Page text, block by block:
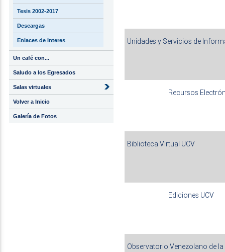
Tesis 2002-2017
Descargas
Enlaces de Interes
Un café con...
Saludo a los Egresados
Salas virtuales
Volver a Inicio
Galería de Fotos
Unidades y Servicios de
Recursos
Biblioteca Virtual UCV
Ediciones UCV
Observatorio Venezolano de